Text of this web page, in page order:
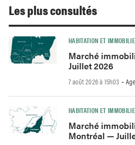
Les plus consultés
HABITATION ET
Marché
Juillet 2026
7 août 2026 à 15h03 -
HABITATION ET
Marché
Montréal —